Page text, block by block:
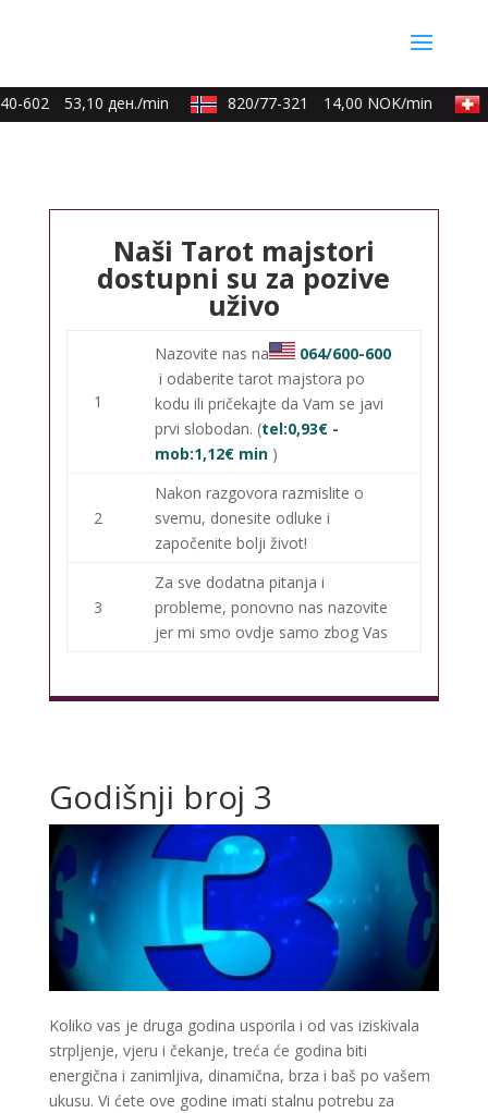
602 53,10 ден./min 820/77-321 14,00 NOK/min
Naši Tarot majstori
dostupni su za pozive
uživo
1
Nazovite nas na
064/600-600
i odaberite tarot majstora po
kodu ili pričekajte da Vam se javi
prvi slobodan. (tel:0,93€ -
mob:1,12€ min )
2
Nakon razgovora razmislite o
svemu, donesite odluke i
započenite bolji život!
3
Za sve dodatna pitanja i
probleme, ponovno nas nazovite
jer mi smo ovdje samo zbog Vas
Godišnji broj 3
Koliko vas je druga godina usporila i od vas iziskivala
strpljenje, vjeru i čekanje, treća će godina biti
energična i zanimljiva, dinamična, brza i baš po vašem
ukusu. Vi ćete ove godine imati stalnu potrebu za